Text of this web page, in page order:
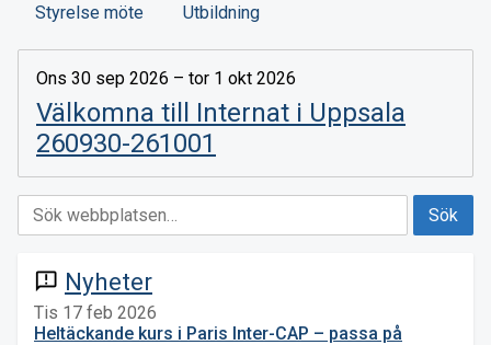
Styrelse möte
Utbildning
Ons 30 sep 2026 – tor 1 okt 2026
Välkomna till Internat i Uppsala
260930-261001
announcement Nyheter
Tis 17 feb 2026
Heltäckande kurs i Paris Inter-CAP – passa på